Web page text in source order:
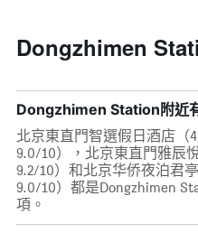
Dongzhimen
Dongzhimen Station附近
北京東直門智選假日酒店（
9.0/10），北京東直門雅辰
9.2/10）和北京华侨夜泊君
9.0/10）都是Dongzhimen
項。